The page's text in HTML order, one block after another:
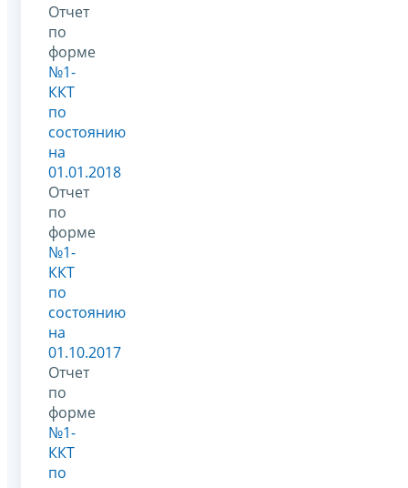
Отчет
по
форме
№1-
ККТ
по
состоянию
на
01.01.2018
Отчет
по
форме
№1-
ККТ
по
состоянию
на
01.10.2017
Отчет
по
форме
№1-
ККТ
по